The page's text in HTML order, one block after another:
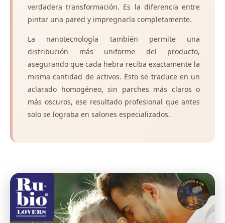
verdadera transformación. Es la diferencia entre
pintar una pared y impregnarla completamente.
La nanotecnología también permite una
distribución más uniforme del producto,
asegurando que cada hebra reciba exactamente la
misma cantidad de activos. Esto se traduce en un
aclarado homogéneo, sin parches más claros o
más oscuros, ese resultado profesional que antes
solo se lograba en salones especializados.